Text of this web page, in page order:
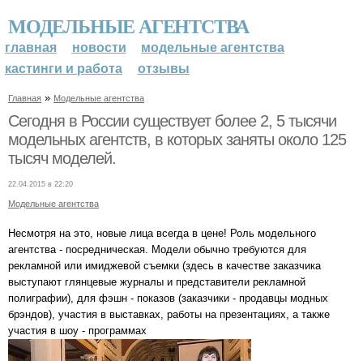
МОДЕЛЬНЫЕ АГЕНТСТВА
главная новости
модельные агентства
кастинги и работа
отзывы
Главная » Модельные агентства
Сегодня в России существует более 2, 5 тысячи
модельных агентств, в которых заняты около 125
тысяч моделей.
22.04.2015 в 22:20
Модельные агентства
Несмотря на это, новые лица всегда в цене! Роль модельного
агентства - посредническая. Модели обычно требуются для
рекламной или имиджевой съемки (здесь в качестве заказчика
выступают глянцевые журналы и представители рекламной
полиграфии), для фэшн - показов (заказчики - продавцы модных
брэндов), участия в выставках, работы на презентациях, а также
участия в шоу - программах